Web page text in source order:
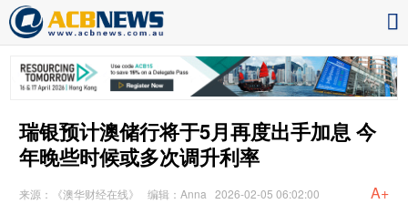
瑞银预计澳储行将于5月再度出手加息 今
年晚些时候或多次调升利率
来源：《澳华财经在线》 编辑：Anna 2026-02-05 06:02:00 A+